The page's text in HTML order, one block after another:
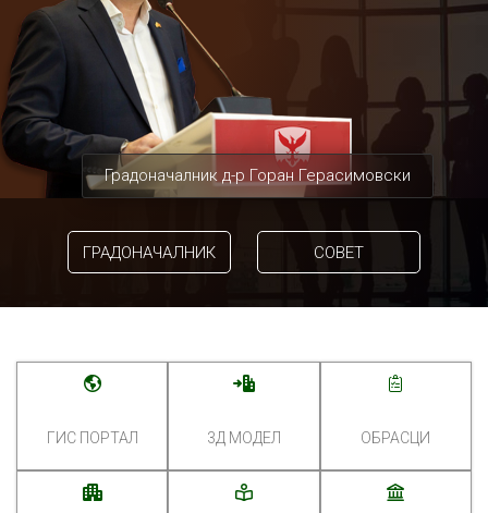
Градоначалник д-р Горан Герасимовски
ГРАДОНАЧАЛНИК СОВЕТ
ГИС ПОРТАЛ 3Д МОДЕЛ ОБРАСЦИ